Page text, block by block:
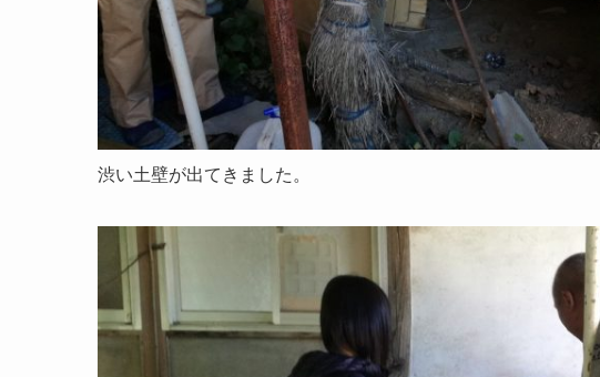
渋い土壁が出てきました。